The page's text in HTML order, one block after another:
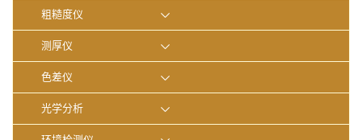
粗糙度仪
测厚仪
色差仪
光学分析